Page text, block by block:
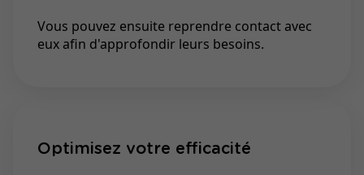
Vous pouvez ensuite reprendre contact avec
eux afin d'approfondir leurs besoins.
Optimisez votre efficacité